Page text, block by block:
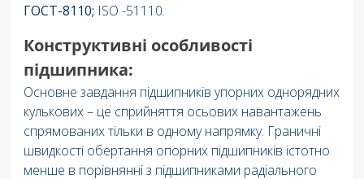
ГОСТ-8110; ISO -51110.
Конструктивні особливості
підшипника:
Основне завдання підшипників упорних однорядних
кулькових – це сприйняття осьових навантажень
спрямованих тільки в одному напрямку. Граничні
швидкості обертання опорних підшипників істотно
менше в порівнянні з підшипниками радіального